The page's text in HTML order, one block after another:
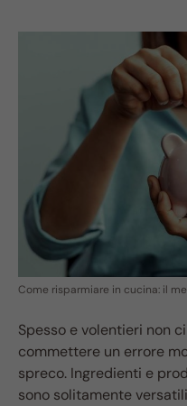
Come risparmiare in cucina: il
Spesso e volentieri non
commettere un errore
spreco. Ingredienti e
sono solitamente